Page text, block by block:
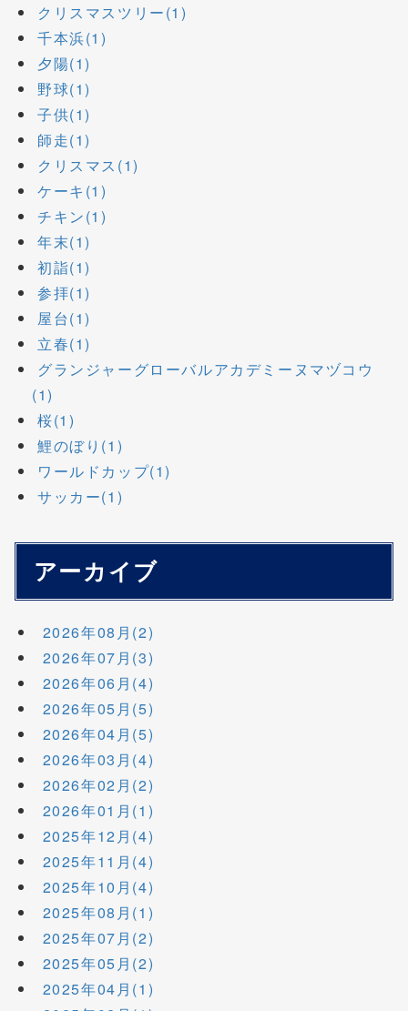
クリスマスツリー(1)
千本浜(1)
夕陽(1)
野球(1)
子供(1)
師走(1)
クリスマス(1)
ケーキ(1)
チキン(1)
年末(1)
初詣(1)
参拝(1)
屋台(1)
立春(1)
グランジャーグローバルアカデミーヌマヅコウ
(1)
桜(1)
鯉のぼり(1)
ワールドカップ(1)
サッカー(1)
アーカイブ
2026年08月(2)
2026年07月(3)
2026年06月(4)
2026年05月(5)
2026年04月(5)
2026年03月(4)
2026年02月(2)
2026年01月(1)
2025年12月(4)
2025年11月(4)
2025年10月(4)
2025年08月(1)
2025年07月(2)
2025年05月(2)
2025年04月(1)